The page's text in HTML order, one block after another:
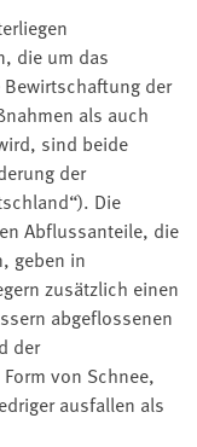
die um das
der
als auch
sind beide
der
Die
Abflussanteile, die
geben in
zusätzlich einen
abgeflossenen
der
von Schnee,
ausfallen als